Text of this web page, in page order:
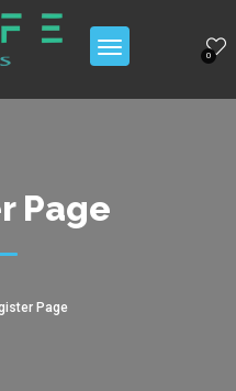
0
Page
Page